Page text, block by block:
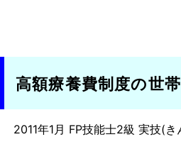
高額療養費制度の世
2011年1月 FP技能士2級 実技(